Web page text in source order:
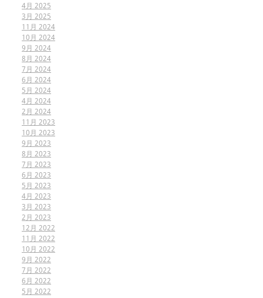
4月 2025
3月 2025
11月 2024
10月 2024
9月 2024
8月 2024
7月 2024
6月 2024
5月 2024
4月 2024
2月 2024
11月 2023
10月 2023
9月 2023
8月 2023
7月 2023
6月 2023
5月 2023
4月 2023
3月 2023
2月 2023
12月 2022
11月 2022
10月 2022
9月 2022
7月 2022
6月 2022
5月 2022